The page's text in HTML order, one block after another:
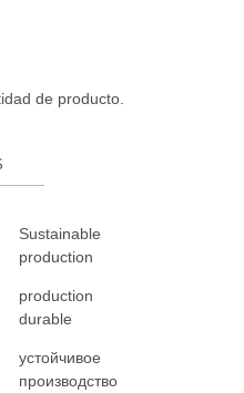
de producto.
Sustainable
production
production
durable
устойчивое
производство